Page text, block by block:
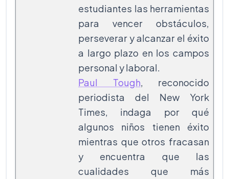
estudiantes las herramientas
para vencer obstáculos,
perseverar y alcanzar el éxito
a largo plazo en los campos
personal y laboral.
Paul Tough, reconocido
periodista del New York
Times, indaga por qué
algunos niños tienen éxito
mientras que otros fracasan
y encuentra que las
cualidades que más